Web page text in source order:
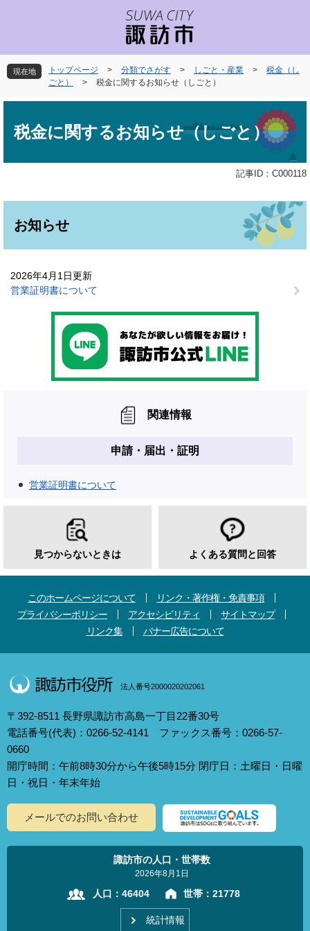
先
頭
を
飛
現在地 トップページ > 分類でさがす > しごと・産業 >
税金（し
ごと）
> 税金に関するお知らせ（しごと）
税金に関するお知らせ（しごと）
記事ID：C000118
お知らせ
2026年4月1日更新
営業証明書について
関連情報
申請・届出・証明
営業証明書について
見つからないときは よくある質問と回答
このホームページについて
リンク・著作権・免責事項
プライバシーポリシー
アクセシビリティ
サイトマップ
リンク集
バナー広告について
法人番号2000020202061
〒392-8511 長野県諏訪市高島一丁目22番30号
電話番号(代表)：0266-52-4141 ファックス番号：0266-57-
0660
開庁時間：午前8時30分から午後5時15分 閉庁日：土曜日・日曜
日・祝日・年末年始
メールでのお問い合わせ
諏訪市の人口・世帯数
2026年8月1日
人口： 46404 世帯： 21778
統計情報